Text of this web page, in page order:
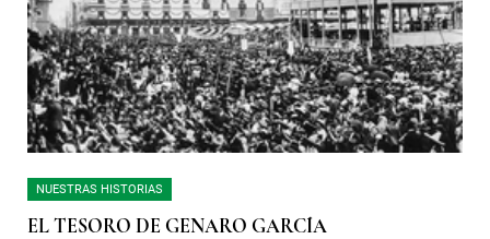
NUESTRAS HISTORIAS
EL TESORO DE GENARO GARCÍA